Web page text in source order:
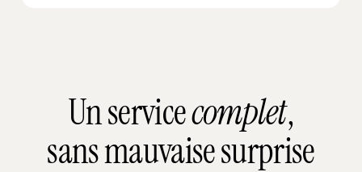
Un servicecomplet,
sans mauvaise surprise